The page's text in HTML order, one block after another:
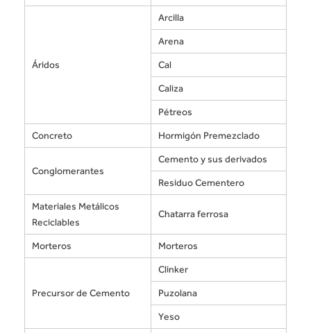
Áridos
Arcilla
Arena
Cal
Caliza
Pétreos
Concreto Hormigón Premezclado
Conglomerantes
Cemento y sus derivados
Residuo Cementero
Materiales Metálicos
Reciclables
Chatarra ferrosa
Morteros Morteros
Precursor de Cemento
Clinker
Puzolana
Yeso